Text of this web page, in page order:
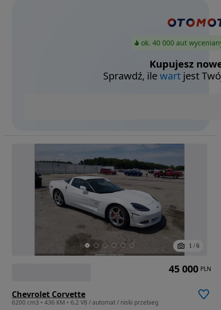
ok. 40 000 aut
Kupujesz
Sprawdź, ilewart jest
1 / 6
Chevrolet Corvette
6200 cm3 • 436 KM • 6.2 V8 / automat / niski przebieg
45 000 PLN